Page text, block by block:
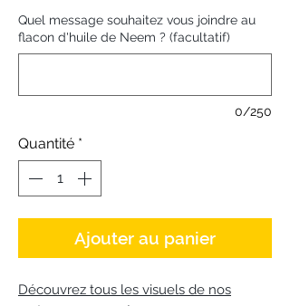
Quel message souhaitez vous joindre au
flacon d'huile de Neem ? (facultatif)
0/250
Quantité *
Ajouter au panier
Découvrez tous les visuels de nos